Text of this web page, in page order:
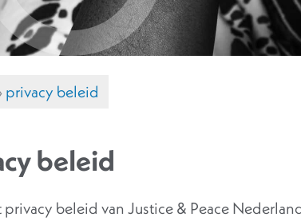
privacy beleid
beleid
privacy beleid van Justice & Peace